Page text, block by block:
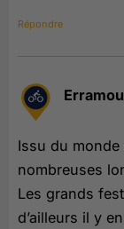
Répondre
Issu du
nombreuses
Les grands
d’ailleurs il y